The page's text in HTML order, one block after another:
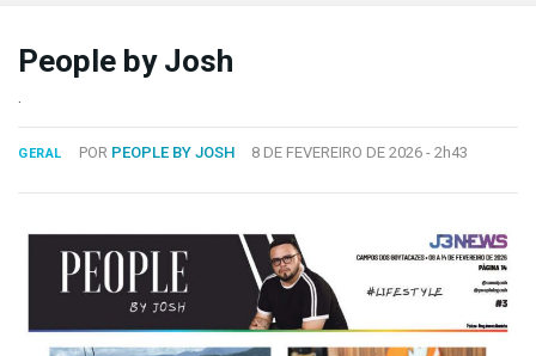
TV
FALE
CONOSCO
Copyright
People by Josh
GERAL POR PEOPLE BY JOSH 8 DE FEVEREIRO DE 2026 - 2h43